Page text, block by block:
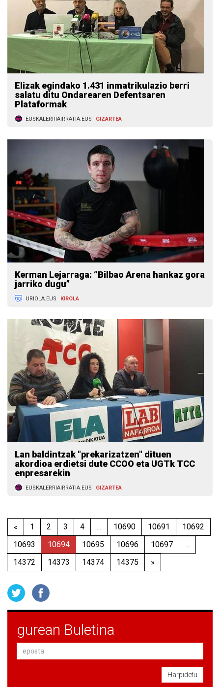
Elizak egindako 1.431 inmatrikulazio berri
salatu ditu Ondarearen Defentsaren
Plataformak
EUSKALERRIAIRRATIA.EUS GIZARTEA
Kerman Lejarraga: “Bilbao Arena hankaz gora
jarriko dugu”
URIOLA.EUS KIROLA
Lan baldintzak "prekarizatzen" dituen
akordioa erdietsi dute CCOO eta UGTk TCC
enpresarekin
EUSKALERRIAIRRATIA.EUS GIZARTEA
« 1 2 3 4 ... 10690 10691
10692
10693
10694 10695 10696 10697
...
14372
14373 14374 14375 »
gurean Buletina
Harpidetu